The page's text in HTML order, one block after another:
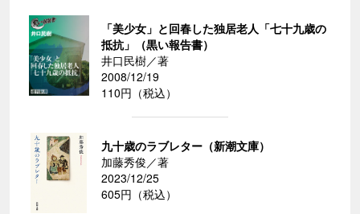
「美少女」と回春した独居老人「七十九歳の
抵抗」（黒い報告書）
井口民樹／著
2008/12/19
110円（税込）
九十歳のラブレター（新潮文庫）
加藤秀俊／著
2023/12/25
605円（税込）